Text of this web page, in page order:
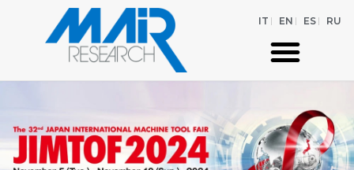
IT EN ES RU